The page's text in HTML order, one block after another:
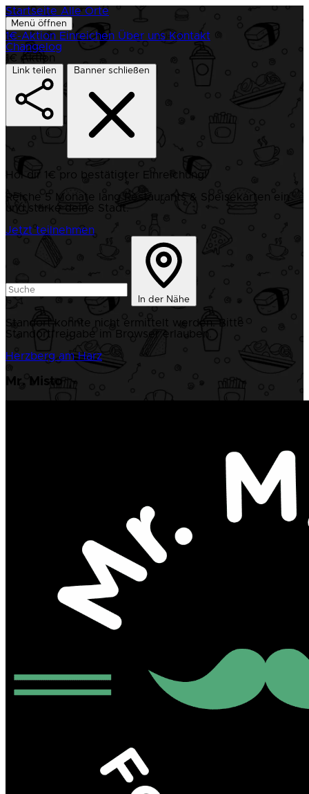
Startseite Alle Orte
Menü öffnen
1€-Aktion Einreichen Über uns Kontakt
Changelog
1€ Aktion
Link teilen Banner schließen
Hol dir 1€ pro bestätigter Einreichung!
Reiche 5 Monate lang Restaurants & Speisekarten ein
und stärke deine Stadt.
Jetzt teilnehmen
In der Nähe
Standort konnte nicht ermittelt werden. Bitte
Standortfreigabe im Browser erlauben.
Herzberg am Harz
Mr. Misto